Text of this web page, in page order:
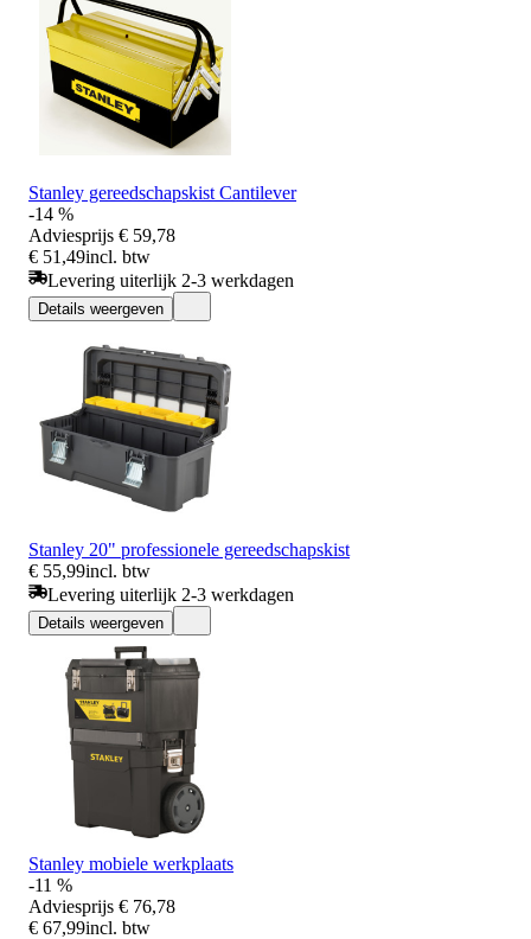
Stanley gereedschapskist Cantilever
-14 %
Adviesprijs € 59,78
€ 51,49incl. btw
Levering uiterlijk 2-3 werkdagen
Details weergeven
Stanley 20" professionele gereedschapskist
€ 55,99incl. btw
Levering uiterlijk 2-3 werkdagen
Details weergeven
Stanley mobiele werkplaats
-11 %
Adviesprijs € 76,78
€ 67,99incl. btw